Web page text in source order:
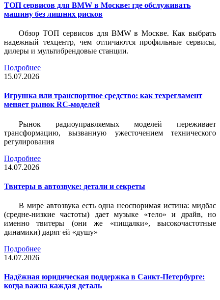
ТОП сервисов для BMW в Москве: где обслуживать
машину без лишних рисков
Обзор ТОП сервисов для BMW в Москве. Как выбрать
надежный техцентр, чем отличаются профильные сервисы,
дилеры и мультибрендовые станции.
Подробнее
15.07.2026
Игрушка или транспортное средство: как техрегламент
меняет рынок RC-моделей
Рынок радиоуправляемых моделей переживает
трансформацию, вызванную ужесточением технического
регулирования
Подробнее
14.07.2026
Твитеры в автозвуке: детали и секреты
В мире автозвука есть одна неоспоримая истина: мидбас
(средне-низкие частоты) дает музыке «тело» и драйв, но
именно твитеры (они же «пищалки», высокочастотные
динамики) дарят ей «душу»
Подробнее
14.07.2026
Надёжная юридическая поддержка в Санкт-Петербурге:
когда важна каждая деталь